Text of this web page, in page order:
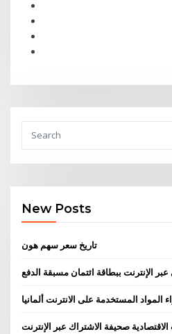
New Posts
تاريخ سعر سهم هون
الإنترنت ببطاقة ائتمان مسبقة الدفع
المواد المستخدمة على الانترنت ألمانيا
الاقتصادية صحيفة الاشتراك عبر الإنترنت